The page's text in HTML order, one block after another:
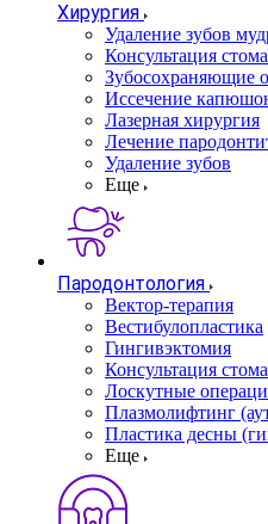
Хирургия
Удаление зубов
Консультация
Зубосохраняющие
Иссечение
Лазерная хирургия
Лечение
Удаление зубов
Еще
Пародонтология
Вектор-терапия
Вестибулопластика
Гингивэктомия
Консультация
Лоскутные
Плазмолифтинг
Пластика десны
Еще